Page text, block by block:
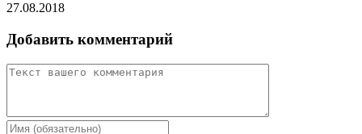
27.08.2018
Добавить комментарий